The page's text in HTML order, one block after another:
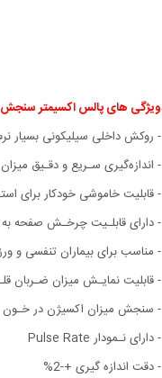
ویژگی های پالس اکسیمتر
- روکش داخلی سیلیکونی بسیار
- اندازه‌گیری سـریع و دقـیق
- قابلیت خاموشی خودکار برای
- دارای قابلـیت چرخـش صفحه
- مناسب برای بیماران تنفسی و
- قابلیت نمایـش میزان ضـربان
- سنجش میزان اکسیژن در خـون
- دارای نـمودار Pulse Rate
- دقت اندازه گیری +-2%